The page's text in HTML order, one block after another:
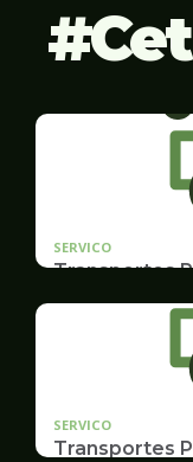
Cet
SERVICO
Transportes
SERVICO
Transportes